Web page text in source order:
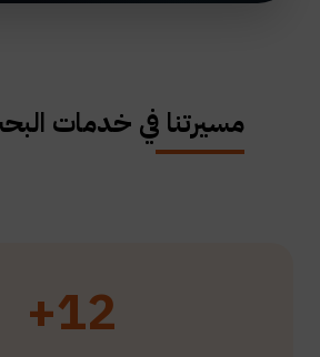
مسيرتنا في خدمات
12+